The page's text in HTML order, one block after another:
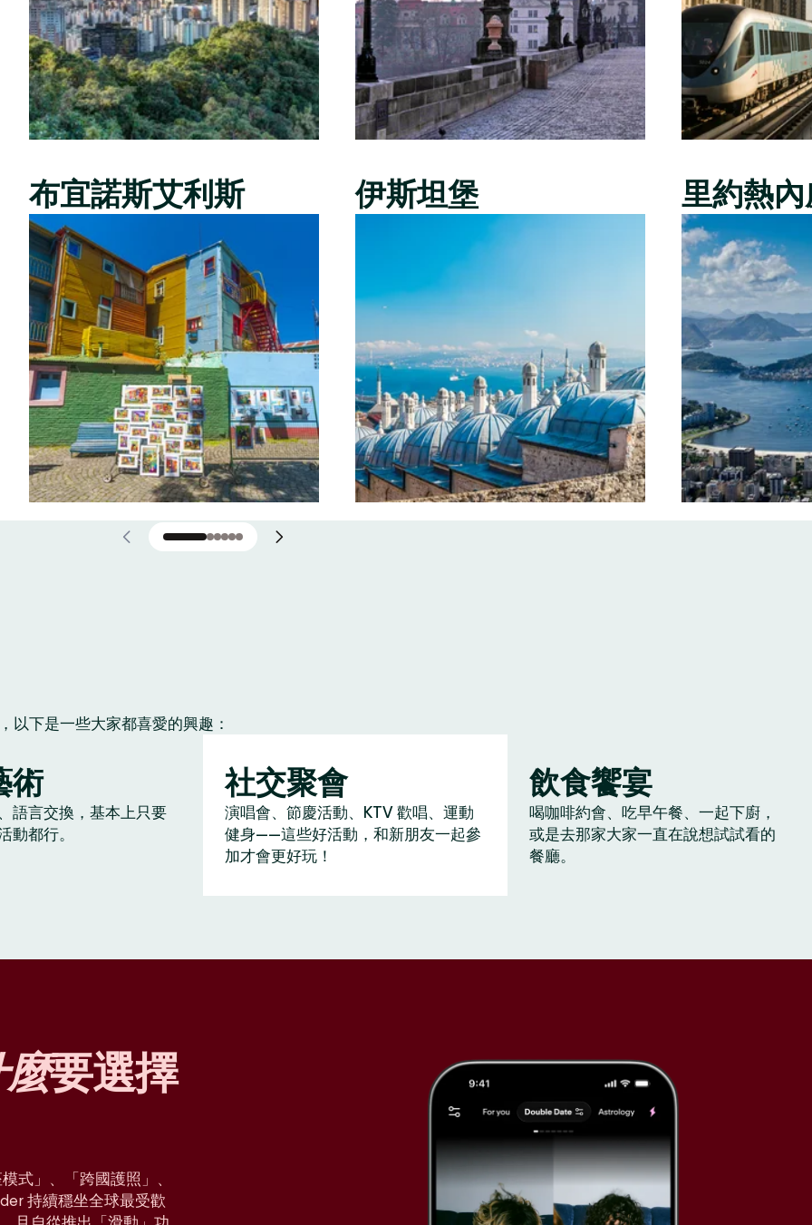
布宜諾斯艾利斯 伊斯坦堡 里約熱
以下是一些大家都喜愛的興趣：
術
語言交換，基本上只要
動都行。
社交聚會
演唱會、節慶活動、KTV 歡唱、運動
健身——這些好活動，和新朋友一起參
加才會更好玩！
飲食饗宴
喝咖啡約會、吃早午餐、一起下廚，
或是去那家大家一直在說想試試看的
餐廳。
要選擇
式」、「跨國護照」、
持續穩坐全球最受歡